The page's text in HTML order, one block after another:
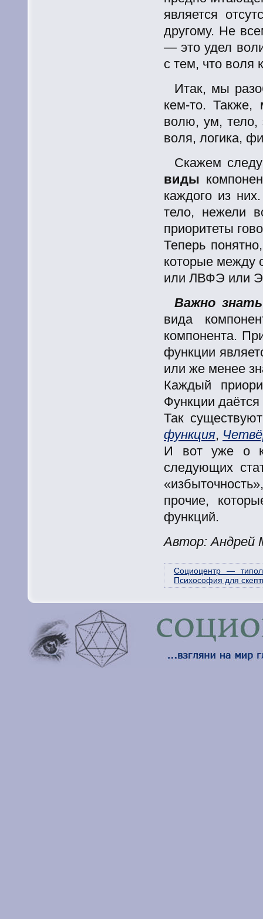
является
другому. Не
— это удел
с тем, что воля
Итак, мы
кем-то. Также,
волю, ум, тело,
воля, логика,
Скажем
виды
каждого из
тело, нежели
приоритеты
Теперь
которые между
или ЛВФЭ или
Важно
вида
компонента.
функции
или же менее
Каждый
Функции
Так
функция,
И вот уже о
следующих
прочие,
функций.
Автор: Андрей
Социоцентр —
Психософия для